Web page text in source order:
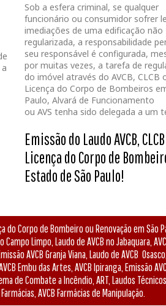
Sob a esfera criminal, se qualquer
funcionário ou consumidor sofrer
imediações de uma edificação não
regularizada, a responsabilidade
seu responsável é configurada,
por muitas vezes, a tarefa de
do imóvel através do AVCB, CLCB
Licença do Corpo de Bombeiros
Paulo, Alvará de Funcionamento
ou AVS tenha sido delegada a um
Emissão do Laudo AVCB,
Licença do Corpo de
Estado de São Paulo!
do Corpo de Bombeiro ou Renovação em
Campo Limpo, Laudo de AVCB no Jabaquara,
AVCB Granja Viana, Laudo de AVCB
Embu das Artes, AVCB Ipiranga, Emissão
de Combate a Incêndio, ART, Laudos
AVCB Farmácias de Manipulação.